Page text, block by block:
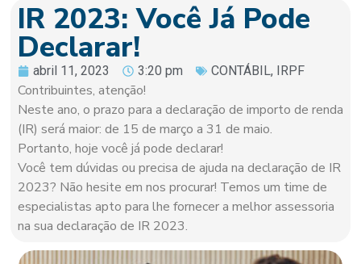
IR 2023: Você Já Pode
Declarar!
abril 11, 2023 3:20 pm CONTÁBIL, IRPF
Contribuintes, atenção!
Neste ano, o prazo para a declaração de importo de renda
(IR) será maior: de 15 de março a 31 de maio.
Portanto, hoje você já pode declarar!
Você tem dúvidas ou precisa de ajuda na declaração de IR
2023? Não hesite em nos procurar! Temos um time de
especialistas apto para lhe fornecer a melhor assessoria
na sua declaração de IR 2023.